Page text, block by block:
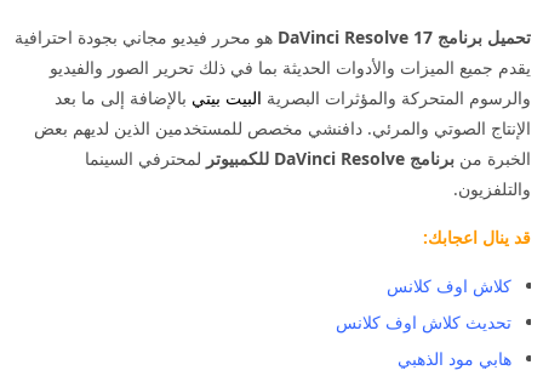
تحميل برنامج DaVinci Resolve 17
هو محرر فيديو مجاني بجودة احترافية
يقدم جميع الميزات والأدوات الحديثة بما في ذلك تحرير الصور والفيديو
والرسوم المتحركة والمؤثرات البصرية البيت بيتي بالإضافة إلى ما بعد
الإنتاج الصوتي والمرئي. دافنشي مخصص للمستخدمين الذين لديهم بعض
الخبرة من برنامج DaVinci Resolve للكمبيوتر
لمحترفي السينما
والتلفزيون.
قد ينال اعجابك:
كلاش اوف كلانس
تحديث كلاش اوف كلانس
هابي مود الذهبي